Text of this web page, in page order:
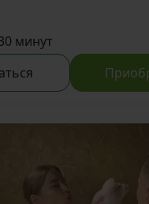
BAUNTY и
SPA-зоны:
15 мин
угощения
минут